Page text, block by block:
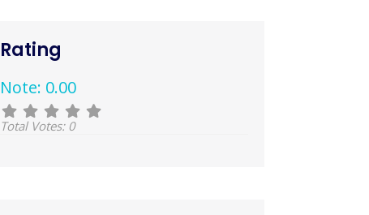
Rating
Note: 0.00
Total Votes: 0